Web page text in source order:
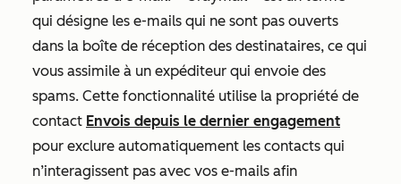
qui désigne les e-mails qui ne sont pas ouverts
dans la boîte de réception des destinataires, ce qui
vous assimile à un expéditeur qui envoie des
spams. Cette fonctionnalité utilise la propriété de
contact Envois depuis le dernier engagement
pour exclure automatiquement les contacts qui
n’interagissent pas avec vos e-mails afin